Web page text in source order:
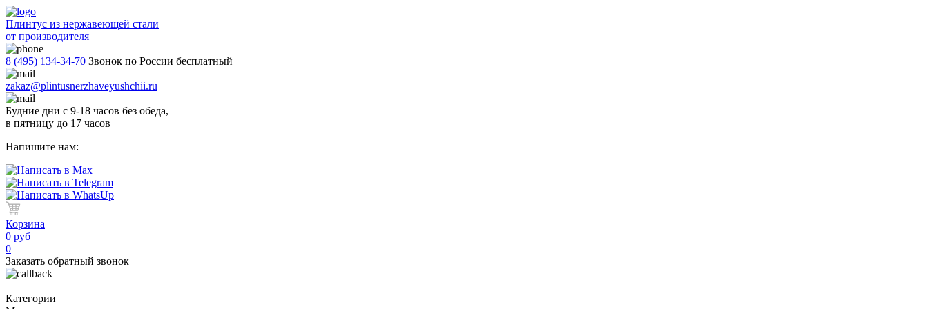
Плинтус из нержавеющей стали
от производителя
8 (495) 134-34-70 Звонок по России бесплатный
zakaz@plintusnerzhaveyushchii.ru
Будние дни с 9-18 часов без обеда,
в пятницу до 17 часов
Напишите нам:
Корзина
0 руб
0
Заказать обратный звонок
Категории